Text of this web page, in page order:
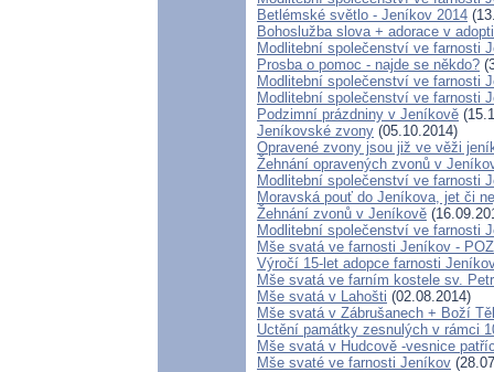
Betlémské světlo - Jeníkov 2014
Bohoslužba slova + adorace v
Modlitební společenství ve farnosti
Prosba o pomoc - najde se někdo?
Modlitební společenství ve farnosti
Modlitební společenství ve farnosti
Podzimní prázdniny v Jeníkově
Jeníkovské zvony (05.10.2014)
Opravené zvony jsou již ve věži
Žehnání opravených zvonů v
Modlitební společenství ve farnosti
Moravská pouť do Jeníkova, jet či
Žehnání zvonů v Jeníkově
Modlitební společenství ve farnosti
Mše svatá ve farnosti Jeníkov -
Výročí 15-let adopce farnosti
Mše svatá ve farním kostele sv.
Mše svatá v Lahošti (02.08.2014)
Mše svatá v Zábrušanech + Boží
Uctění památky zesnulých v rámci
Mše svatá v Hudcově -vesnice
Mše svaté ve farnosti Jeníkov